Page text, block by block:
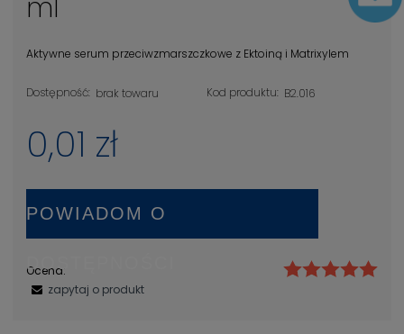
ml
Aktywne serum przeciwzmarszczkowe z Ektoiną i Matrixylem
Dostępność: brak towaru Kod produktu: B2.016
0,01 zł
POWIADOM O
DOSTĘPNOŚCI
Ocena:
zapytaj o produkt